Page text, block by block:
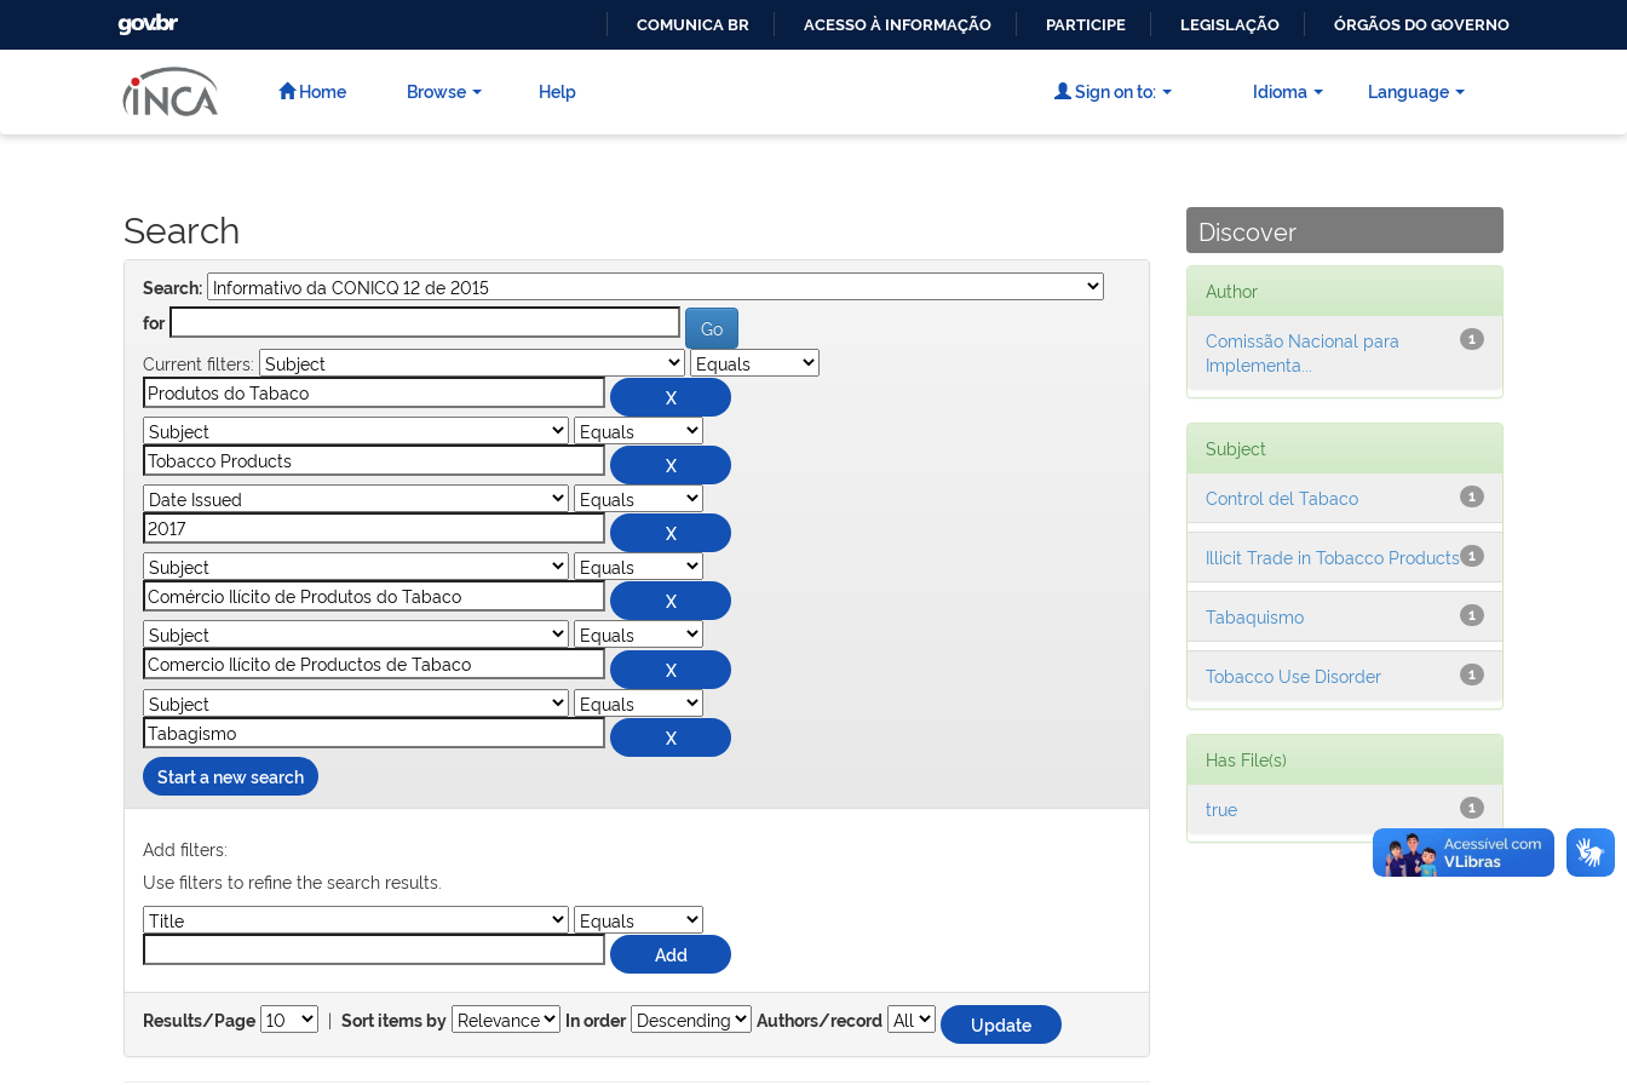
CONTEÚDO
GOVBR
COMUNICA BR ACESSO À INFORMAÇÃO PARTICIPE LEGISLAÇÃO ÓRGÃOS DO GOVERNO
Home Browse Help Language
Sign on to: Idioma
Search
Search:
for
Current filters:
Start a new search
Add filters:
Use filters to refine the search results.
Results/Page | Sort items by In order Authors/record
Discover
Author
1
Comissão Nacional para
Implementa...
Subject
1
Control del Tabaco
1
Illicit Trade in Tobacco Products
1
Tabaquismo
1
Tobacco Use Disorder
Has File(s)
1
true